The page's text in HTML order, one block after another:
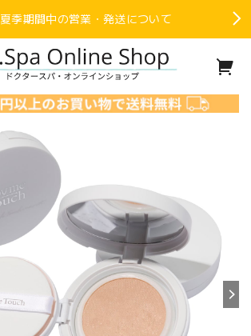
夏季期間中の営業・発送について